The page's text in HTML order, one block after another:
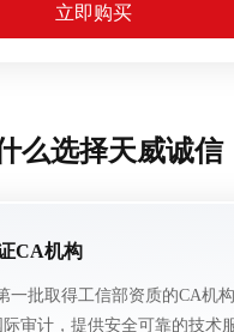
立即购买
么选择天威诚信
CA机构
一批取得工信部资质的CA机
际审计，提供安全可靠的技术